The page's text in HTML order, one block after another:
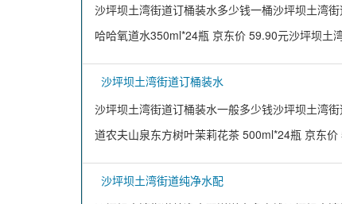
沙坪坝土湾街道订桶装水多少钱一桶沙坪坝土湾
哈哈氧道水350ml*24瓶 京东价 59.90元沙坪坝土
沙坪坝土湾街道订桶装水
沙坪坝土湾街道订桶装水一般多少钱沙坪坝土湾
道农夫山泉东方树叶茉莉花茶 500ml*24瓶 京东
沙坪坝土湾街道纯净水配